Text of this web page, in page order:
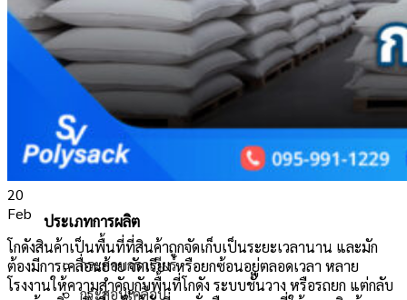
กระสอบดิน
กระสอบทราย
กระสอบปุ๋ย
กระสอบแป้ง
กระสอบน้ำแข็ง
กระสอบน้ำตาล
ประเภทการผลิต
กระสอบกราเวียร์
กระสอบเคลือบ
20
Feb
โกดังสินค้าเป็นพื้นที่ที่สินค้าถูกจัดเก็บเป็นระยะเวลานาน และมัก
ต้องมีการเคลื่อนย้าย จัดเรียง หรือยกซ้อนอยู่ตลอดเวลา หลาย
โรงงานให้ความสำคัญกับพื้นที่โกดัง ระบบชั้นวาง หรือรถยก แต่กลับ